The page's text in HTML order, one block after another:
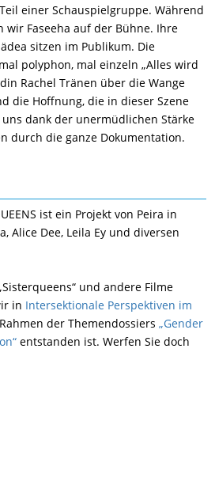
einer Schauspielgruppe. Während
wir Faseeha auf der Bühne. Ihre
sitzen im Publikum. Die
polyphon, mal einzeln „Alles wird
Rachel Tränen über die Wange
die Hoffnung, die in dieser Szene
dank der unermüdlichen Stärke
durch die ganze Dokumentation.
ist ein Projekt von Peira in
Alice Dee, Leila Ey und diversen
und andere Filme
in Intersektionale Perspektiven im
der Themendossiers„Gender
entstanden ist. Werfen Sie doch